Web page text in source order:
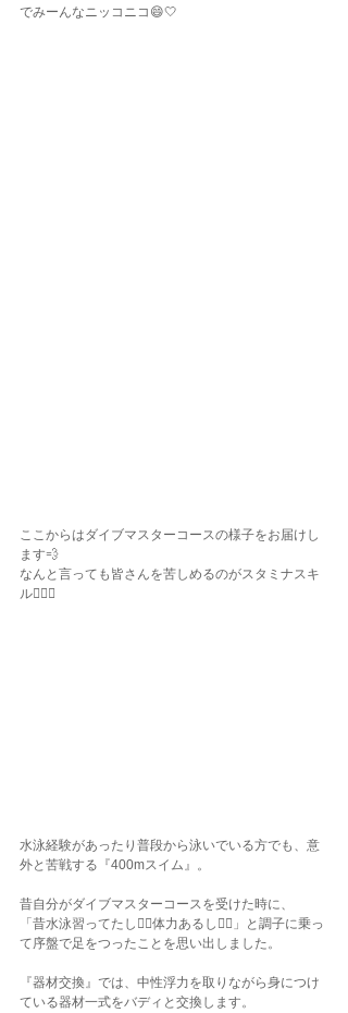
でみーんなニッコニコ😄🤍
ここからはダイブマスターコースの様子をお届けし
ます💨
なんと言っても皆さんを苦しめるのがスタミナスキ
ル🏊🏽‍♂️
水泳経験があったり普段から泳いでいる方でも、意
外と苦戦する『400mスイム』。
昔自分がダイブマスターコースを受けた時に、
「昔水泳習ってたし✌🏾体力あるし✌🏾」と調子に乗っ
て序盤で足をつったことを思い出しました。
『器材交換』では、中性浮力を取りながら身につけ
ている器材一式をバディと交換します。